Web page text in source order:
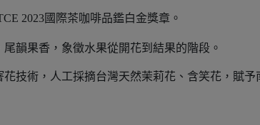
2023國際茶咖啡品鑑白金獎章。
尾韻果香，象徵水果從開花到結果的階段。
花技術，人工採摘台灣天然茉莉花、含笑花，賦予